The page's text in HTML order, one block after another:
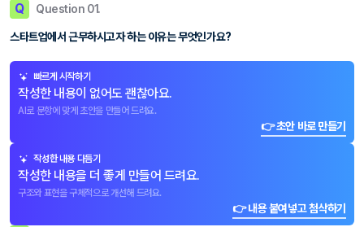
Q Question 01.
스타트업에서 근무하시고자 하는 이유는 무엇인가요?
빠르게 시작하기
작성한 내용이 없어도 괜찮아요.
AI로 문항에 맞게 초안을 만들어 드려요.
👉 초안 바로 만들기
작성한 내용 다듬기
작성한 내용을 더 좋게 만들어 드려요.
구조와 표현을 구체적으로 개선해 드려요.
👉 내용 붙여넣고 첨삭하기